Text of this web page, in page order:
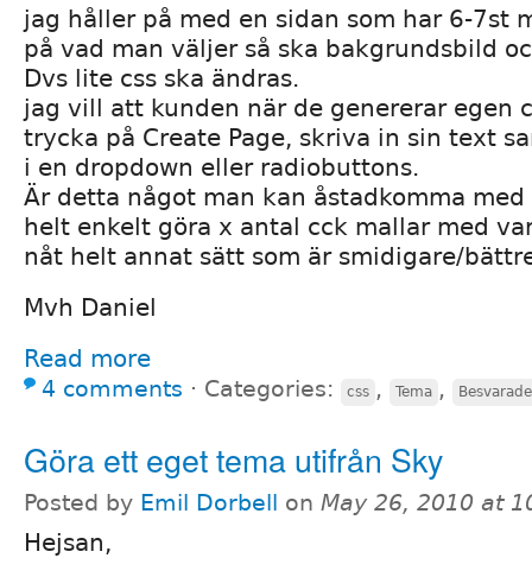
jag håller på med en sidan som har 6-7st
på vad man väljer så ska bakgrundsbild
Dvs lite css ska ändras.
jag vill att kunden när de genererar egen
trycka på Create Page, skriva in sin text
i en dropdown eller radiobuttons.
Är detta något man kan åstadkomma med
helt enkelt göra x antal cck mallar med
nåt helt annat sätt som är smidigare/
Mvh Daniel
Read more
4 comments ⋅ Categories: css , Tema ,
Göra ett eget tema utifrån Sky
Posted by Emil Dorbell on May 26, 2010 at
Hejsan,